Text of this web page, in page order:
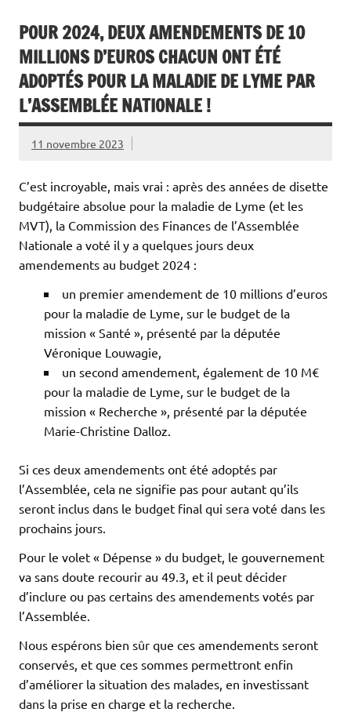
POUR 2024, DEUX AMENDEMENTS DE 10
MILLIONS D’EUROS CHACUN ONT ÉTÉ
ADOPTÉS POUR LA MALADIE DE LYME PAR
L’ASSEMBLÉE NATIONALE !
11 novembre 2023
C’est incroyable, mais vrai : après des années de disette
budgétaire absolue pour la maladie de Lyme (et les
MVT), la Commission des Finances de l’Assemblée
Nationale a voté il y a quelques jours deux
amendements au budget 2024 :
un premier amendement de 10 millions d’euros
pour la maladie de Lyme, sur le budget de la
mission « Santé », présenté par la députée
Véronique Louwagie,
un second amendement, également de 10 M€
pour la maladie de Lyme, sur le budget de la
mission « Recherche », présenté par la députée
Marie-Christine Dalloz.
Si ces deux amendements ont été adoptés par
l’Assemblée, cela ne signifie pas pour autant qu’ils
seront inclus dans le budget final qui sera voté dans les
prochains jours.
Pour le volet « Dépense » du budget, le gouvernement
va sans doute recourir au 49.3, et il peut décider
d’inclure ou pas certains des amendements votés par
l’Assemblée.
Nous espérons bien sûr que ces amendements seront
conservés, et que ces sommes permettront enfin
d’améliorer la situation des malades, en investissant
dans la prise en charge et la recherche.